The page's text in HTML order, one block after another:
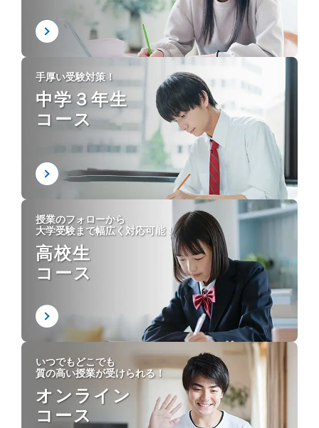
手厚い受験対策！
中学３年生
コース
授業のフォローから
大学受験まで幅広く対応可能！
高校生
コース
いつでもどこでも
質の高い授業が受けられる！
オンライン
コース